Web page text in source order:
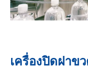
เครื่องปิดฝาข